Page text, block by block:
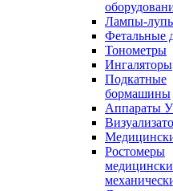
Лампы-
Фетальные
Тонометры
Ингаляторы
Подкатные
бормашины
Аппараты
Ростомеры